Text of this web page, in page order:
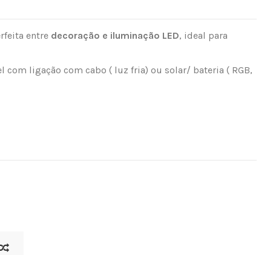
entre decoração e iluminação LED, ideal para
ligação com cabo ( luz fria) ou solar/ bateria ( RGB,